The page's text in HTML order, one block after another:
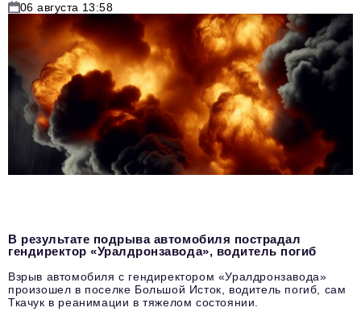
06 августа 13:58
В результате подрыва автомобиля пострадал
гендиректор «Уралдронзавода», водитель погиб
Взрыв автомобиля с гендиректором «Уралдронзавода»
произошел в поселке Большой Исток, водитель погиб, сам
Ткачук в реанимации в тяжелом состоянии.